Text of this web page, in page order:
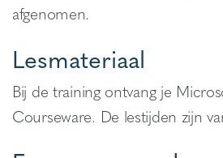
afgenomen.
Lesmateriaal
Bij de training ontvang je
Courseware. De lestijden zijn